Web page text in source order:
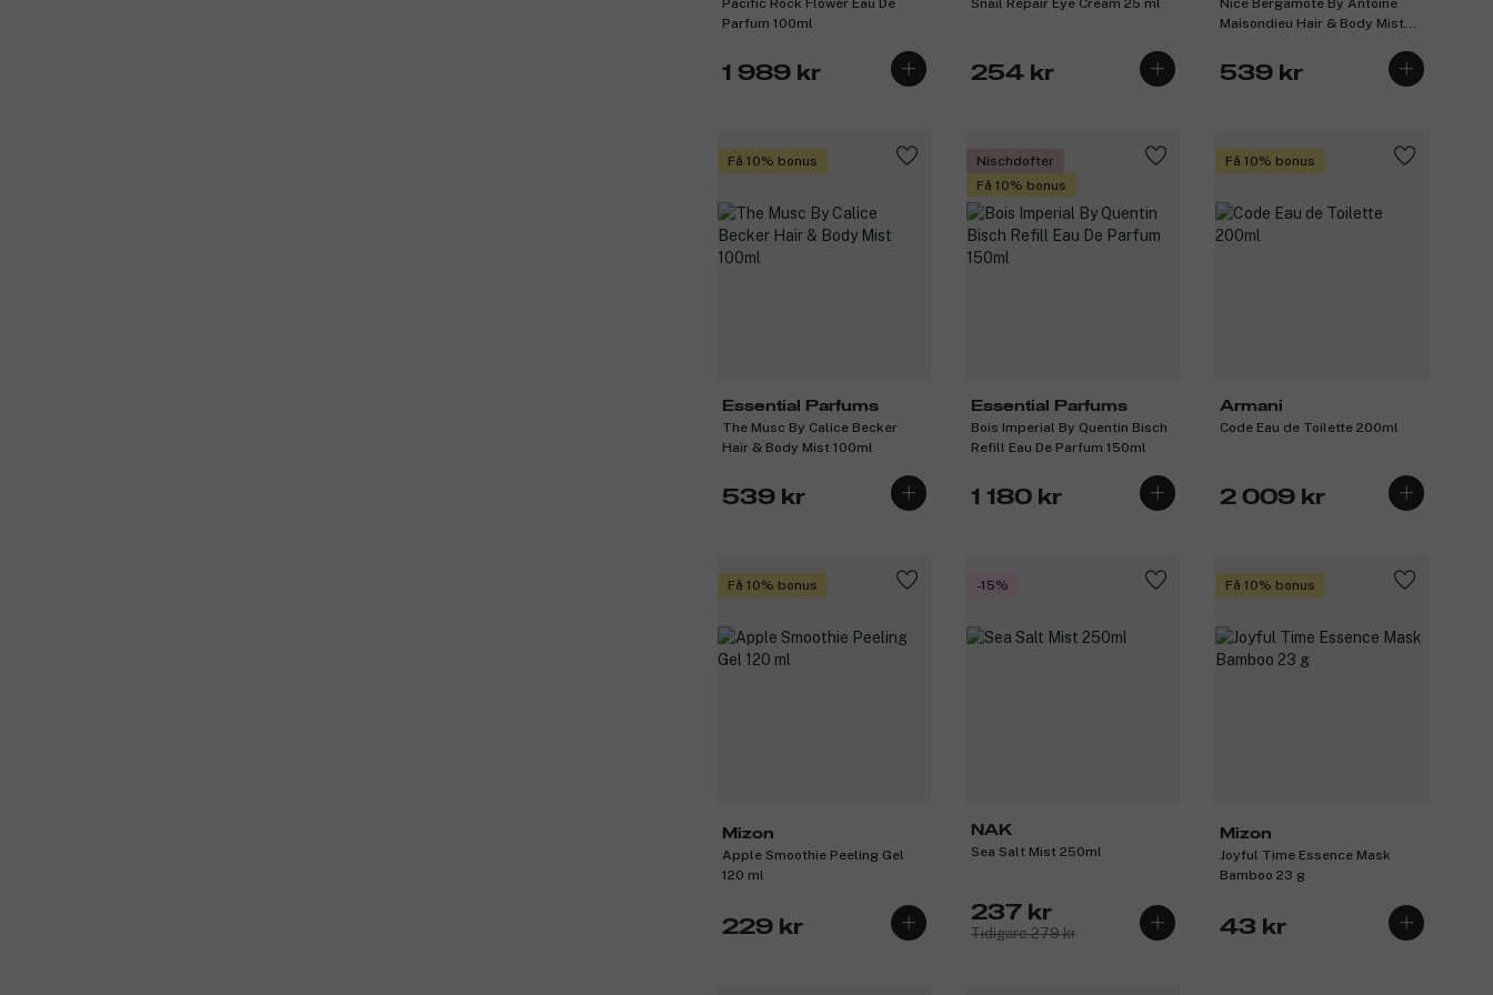
Pacific Rock Flower Eau De
Parfum 100ml
1 989 kr
Snail Repair Eye Cream 25 ml
254 kr
Nice Bergamote By Antoine
Maisondieu Hair & Body Mist
539 kr
Få 10% bonus
Essential Parfums
The Musc By Calice Becker
Hair & Body Mist 100ml
539 kr
Nischdofter
Få 10% bonus
Essential Parfums
Bois Imperial By Quentin Bisch
Refill Eau De Parfum 150ml
1 180 kr
Få 10% bonus
Armani
Code Eau de Toilette 200ml
2 009 kr
Få 10% bonus
Mizon
Apple Smoothie Peeling Gel
120 ml
229 kr
-15%
NAK
Sea Salt Mist 250ml
237 kr
Tidigare 279 kr
Få 10% bonus
Mizon
Joyful Time Essence Mask
Bamboo 23 g
43 kr